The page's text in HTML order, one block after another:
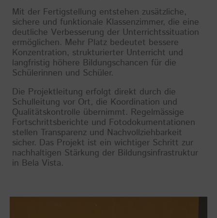
Mit der Fertigstellung entstehen zusätzliche,
sichere und funktionale Klassenzimmer, die eine
deutliche Verbesserung der Unterrichtssituation
ermöglichen. Mehr Platz bedeutet bessere
Konzentration, strukturierter Unterricht und
langfristig höhere Bildungschancen für die
Schülerinnen und Schüler.
Die Projektleitung erfolgt direkt durch die
Schulleitung vor Ort, die Koordination und
Qualitätskontrolle übernimmt. Regelmässige
Fortschrittsberichte und Fotodokumentationen
stellen Transparenz und Nachvollziehbarkeit
sicher. Das Projekt ist ein wichtiger Schritt zur
nachhaltigen Stärkung der Bildungsinfrastruktur
in Bela Vista.